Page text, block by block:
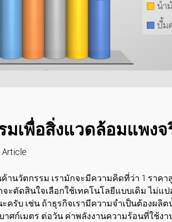
MANUFACTURING VISIT
THAILAND
23
มเพื่อสิ่งแวดล้อมแพงจ
Article
านวัตกรรม เรามักจะมีความคิดที่ว่า 1.ราคา
ะตัดสินใจเลือกใช้เทคโนโลยีแบบเดิม ไม่แ
ครับ เช่น ถ้าธุรกิจเรามีความจำเป็นต้องผลิ
ศก์เมตร ต่อวัน ค่าพลังงานความร้อนที่ใช้งา